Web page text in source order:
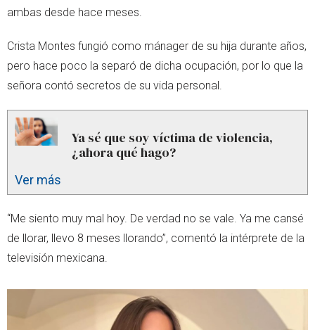
ambas desde hace meses.
Crista Montes fungió como mánager de su hija durante años,
pero hace poco la separó de dicha ocupación, por lo que la
señora contó secretos de su vida personal.
Ya sé que soy víctima de violencia,
¿ahora qué hago?
Ver más
“Me siento muy mal hoy. De verdad no se vale. Ya me cansé
de llorar, llevo 8 meses llorando”, comentó la intérprete de la
televisión mexicana.